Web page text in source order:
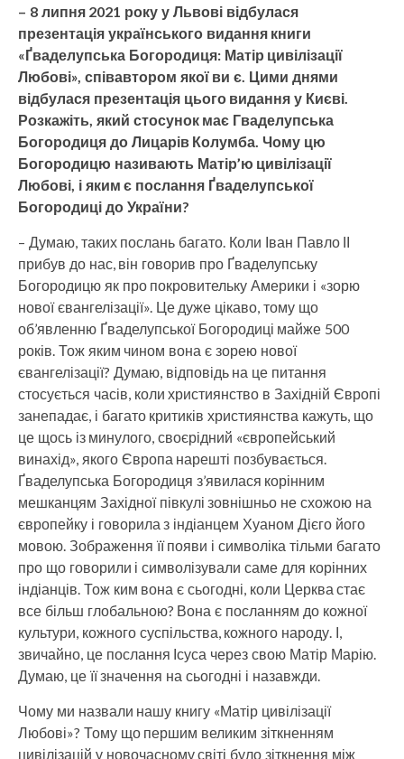
– 8 липня 2021 року у Львові відбулася
презентація українського видання книги
«Ґваделупська Богородиця: Матір цивілізації
Любові», співавтором якої ви є. Цими днями
відбулася презентація цього видання у Києві.
Розкажіть, який стосунок має Гваделупська
Богородиця до Лицарів Колумба. Чому цю
Богородицю називають Матір’ю цивілізації
Любові, і яким є послання Ґваделупської
Богородиці до України?
– Думаю, таких послань багато. Коли Іван Павло ІІ
прибув до нас, він говорив про Ґваделупську
Богородицю як про покровительку Америки і «зорю
нової євангелізації». Це дуже цікаво, тому що
об’явленню Ґваделупської Богородиці майже 500
років. Тож яким чином вона є зорею нової
євангелізації? Думаю, відповідь на це питання
стосується часів, коли християнство в Західній Європі
занепадає, і багато критиків християнства кажуть, що
це щось із минулого, своєрідний «європейський
винахід», якого Європа нарешті позбувається.
Ґваделупська Богородиця з’явилася корінним
мешканцям Західної півкулі зовнішньо не схожою на
європейку і говорила з індіанцем Хуаном Дієго його
мовою. Зображення її появи і символіка тільми багато
про що говорили і символізували саме для корінних
індіанців. Тож ким вона є сьогодні, коли Церква стає
все більш глобальною? Вона є посланням до кожної
культури, кожного суспільства, кожного народу. І,
звичайно, це послання Ісуса через свою Матір Марію.
Думаю, це її значення на сьогодні і назавжди.
Чому ми назвали нашу книгу «Матір цивілізації
Любові»? Тому що першим великим зіткненням
цивілізацій у новочасному світі було зіткнення між